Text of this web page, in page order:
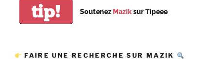
tip! Soutenez Maziksur Tipeee
FAIRE UNE RECHERCHE SUR MAZIK